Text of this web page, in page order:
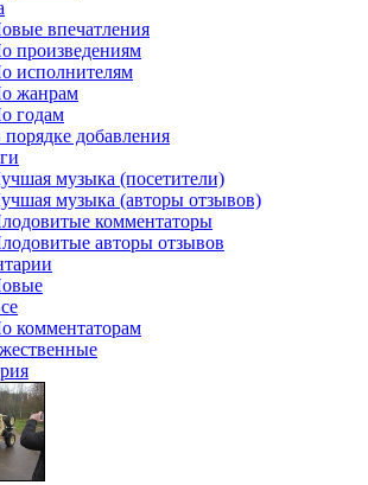
впечатления
произведениям
исполнителям
жанрам
годам
добавления
музыка (посетители)
музыка (авторы отзывов)
комментаторы
авторы отзывов
комментаторам